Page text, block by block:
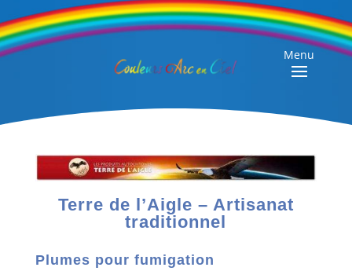
Menu
Terre de l’Aigle – Artisanat
traditionnel
Plumes pour fumigation